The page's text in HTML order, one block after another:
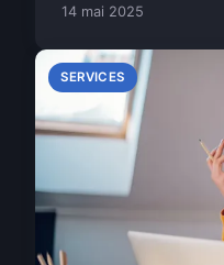
14 mai 2025
SERVICES